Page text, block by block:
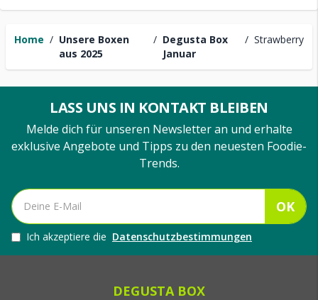
Home / Unsere Boxen
aus 2025
/ Degusta Box
Januar
/ Strawberry
LASS UNS IN KONTAKT BLEIBEN
Melde dich für unseren Newsletter an und erhalte
exklusive Angebote und Tipps zu den neuesten Foodie-
Trends.
OK
Ich akzeptiere die Datenschutzbestimmungen
DEGUSTA BOX